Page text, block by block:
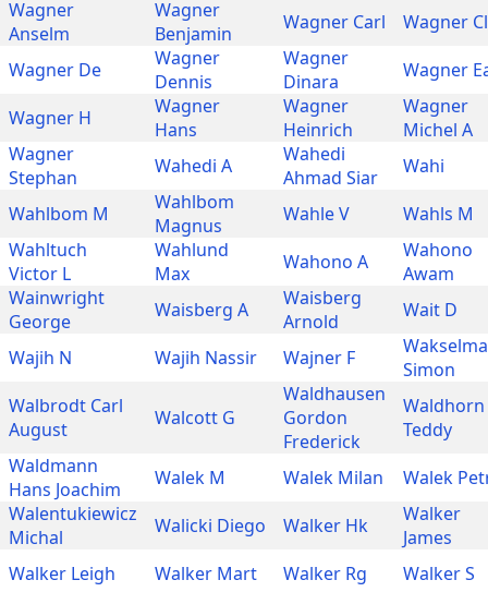
Wagner
Anselm
Wagner
Benjamin
Wagner Carl
Wagner Cl
Wagner De
Wagner
Dennis
Wagner
Dinara
Wagner
Wagner H
Wagner
Hans
Wagner
Heinrich
Wagner
Michel A
Wagner
Stephan
Wahedi A
Wahedi
Ahmad Siar
Wahi
Wahlbom M
Wahlbom
Magnus
Wahle V
Wahls M
Wahltuch
Victor L
Wahlund
Max
Wahono A
Wahono
Awam
Wainwright
George
Waisberg A
Waisberg
Arnold
Wait D
Wajih N
Wajih Nassir Wajner F
Simon
Walbrodt Carl
August
Walcott G
Waldhausen
Gordon
Frederick
Waldhorn
Teddy
Waldmann
Hans Joachim
Walek M Walek Milan
Walek
Walentukiewicz
Michal
Walicki Diego Walker Hk
Walker
James
Walker Leigh
Walker Mart Walker Rg Walker S